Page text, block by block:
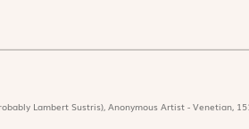
Lambert Sustris), Anonymous Artist - Venetian,